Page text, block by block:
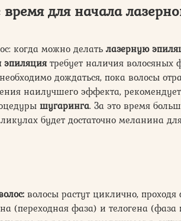
для начала
когда можно делать лазерную
эпиляциятребует наличия волосяных
дождаться, пока волосы
наилучшего эффекта,
шугаринга. За это время
будет достаточно меланина
волосы растут циклично,
(переходная фаза) и телогена